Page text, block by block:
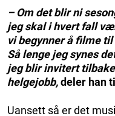
– Om det blir ni
jeg skal i hvert fall
vi begynner å filme
Så lenge jeg synes
jeg blir invitert
helgejobb,deler han
Uansett så er det